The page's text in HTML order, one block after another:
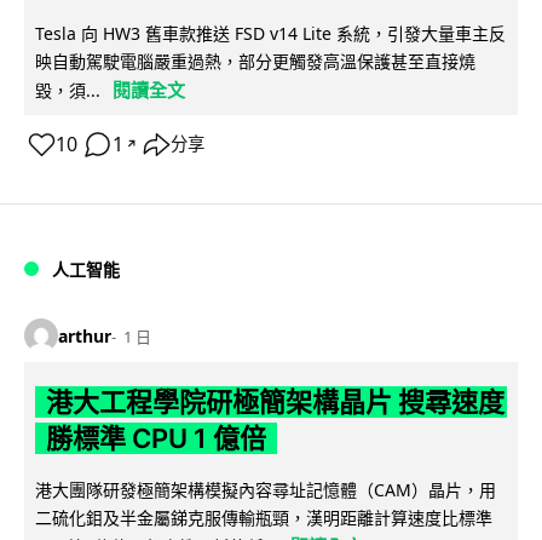
Tesla 向 HW3 舊車款推送 FSD v14 Lite 系統，引發大量車主反
映自動駕駛電腦嚴重過熱，部分更觸發高溫保護甚至直接燒
毀，須...
閱讀全文
10 1 ↗ 分享
人工智能
arthur 1 日
港大工程學院研極簡架構晶片 搜尋速度
勝標準 CPU 1 億倍
港大團隊研發極簡架構模擬內容尋址記憶體（CAM）晶片，用
二硫化鉬及半金屬銻克服傳輸瓶頸，漢明距離計算速度比標準